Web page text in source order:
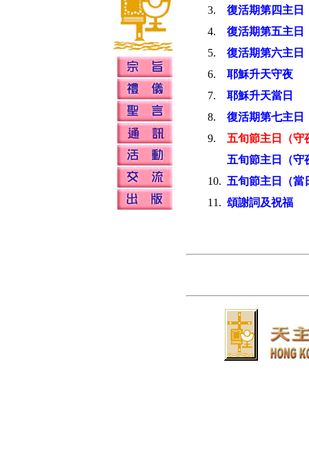
3.
復活期第四主日
4. 復活期第五主日
5.
復活期第六主日
6.
耶穌升天守夜
7. 耶穌升天當日
8.
復活期第七主日
9. 五旬節主日（守
五旬節主日（守
10. 五旬節主日（當
11. 頌謝詞及祝福